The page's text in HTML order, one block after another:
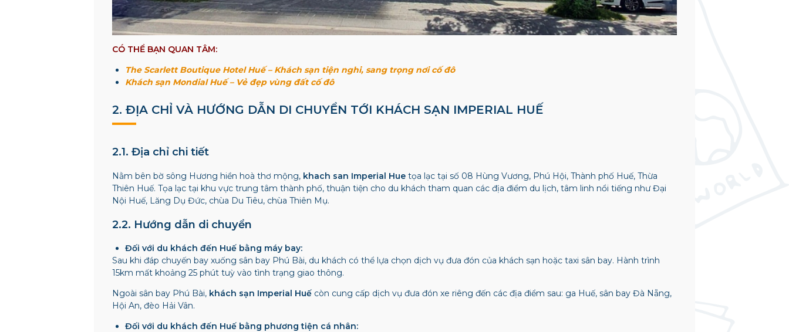
CÓ THỂ BẠN QUAN TÂM:
The Scarlett Boutique Hotel Huế – Khách sạn tiện nghi, sang trọng nơi cố đô
Khách sạn Mondial Huế – Vẻ đẹp vùng đất cố đô
2. ĐỊA CHỈ VÀ HƯỚNG DẪN DI CHUYỂN TỚI KHÁCH SẠN IMPERIAL HUẾ
2.1. Địa chỉ chi tiết
Nằm bên bờ sông Hương hiền hoà thơ mộng, khach san Imperial Huetọa lạc tại số 08 Hùng Vương, Phú Hội, Thành phố Huế, Thừa
Thiên Huế. Tọa lạc tại khu vực trung tâm thành phố, thuận tiện cho du khách tham quan các địa điểm du lịch, tâm linh nổi tiếng như Đại
Nội Huế, Lăng Dụ Đức, chùa Du Tiêu, chùa Thiên Mụ.
2.2. Hướng dẫn di chuyển
Đối với du khách đến Huế bằng máy bay:
Sau khi đáp chuyến bay xuống sân bay Phú Bài, du khách có thể lựa chọn dịch vụ đưa đón của khách sạn hoặc taxi sân bay. Hành trình
15km mất khoảng 25 phút tuỳ vào tình trạng giao thông.
Ngoài sân bay Phú Bài, khách sạn Imperial Huếcòn cung cấp dịch vụ đưa đón xe riêng đến các địa điểm sau: ga Huế, sân bay Đà Nẵng,
Hội An, đèo Hải Vân.
Đối với du khách đến Huế bằng phương tiện cá nhân: